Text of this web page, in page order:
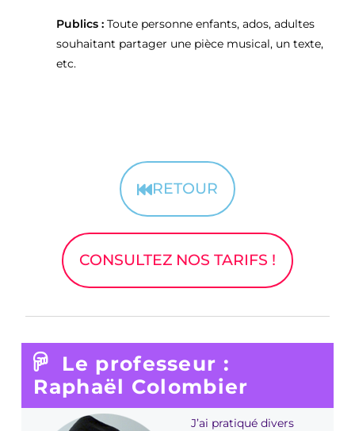
Publics : Toute personne enfants, ados, adultes
souhaitant partager une pièce musical, un texte,
etc.
RETOUR
CONSULTEZ NOS TARIFS !
Le professeur :
Raphaël Colombier
J’ai pratiqué divers